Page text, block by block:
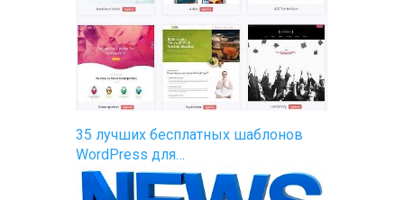
35 лучших бесплатных шаблонов
WordPress для…